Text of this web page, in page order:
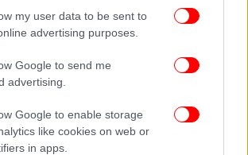
my user data to be sent to
advertising purposes.
Google to send me
advertising.
Google to enable storage
like cookies on web or
in apps.
και το αρχείο παρέχονται από τον
μέσα από μια αφήγηση
επεισόδιο για τη ζωή του